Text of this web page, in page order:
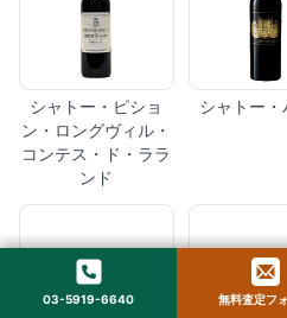
シャトー・ピショ
ン・ロングヴィル・
コンテス・ド・ララ
ンド
シャトー・
03-5919-6640 無料査定フ